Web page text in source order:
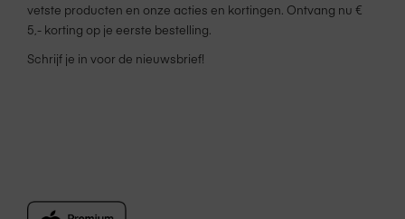
vetste producten en onze acties en kortingen. Ontvang nu €
5,- korting op je eerste bestelling.
Schrijf je in voor de nieuwsbrief!